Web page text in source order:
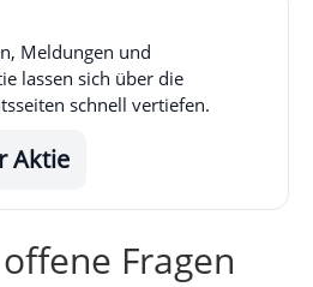
Meldungen und
lassen sich über die
schnell vertiefen.
Aktie
Fragen